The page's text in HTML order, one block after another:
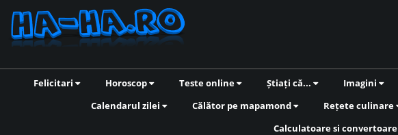
Felicitari Horoscop Teste online Știați că... Imagini
Calendarul zilei
Călător pe mapamond Rețete culinare
Calculatoare si convertoare